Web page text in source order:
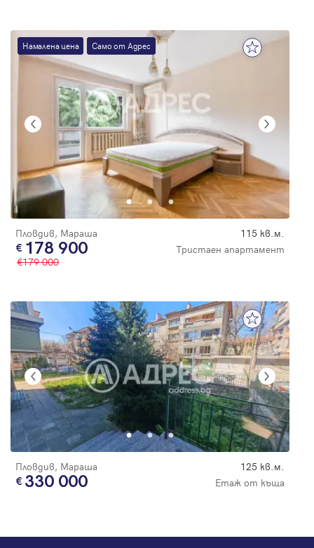
Намалена цена Само от Адрес
Пловдив, Мараша 115 кв.м.
178 900
Тристаен апартамент
179 000
Пловдив, Мараша 125 кв.м.
330 000 Етаж от къща